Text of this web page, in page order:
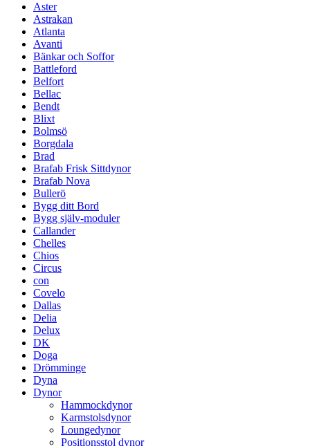
Aster
Astrakan
Atlanta
Avanti
Bänkar och Soffor
Battleford
Belfort
Bellac
Bendt
Blixt
Bolmsö
Borgdala
Brad
Brafab Frisk Sittdynor
Brafab Nova
Bullerö
Bygg ditt Bord
Bygg själv-moduler
Callander
Chelles
Chios
Circus
con
Covelo
Dallas
Delia
Delux
DK
Doga
Drömminge
Dyna
Dynor
Hammockdynor
Karmstolsdynor
Loungedynor
Positionsstol dynor